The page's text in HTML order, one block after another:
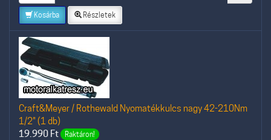
Kosárba Részletek
Craft&Meyer / Rothewald Nyomatékkulcs nagy 42-210Nm
1/2" (1 db)
19.990 Ft Raktáron!